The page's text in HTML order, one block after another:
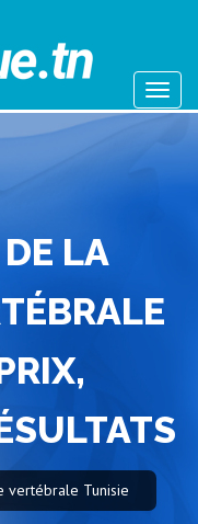
LA
vertébrale Tunisie